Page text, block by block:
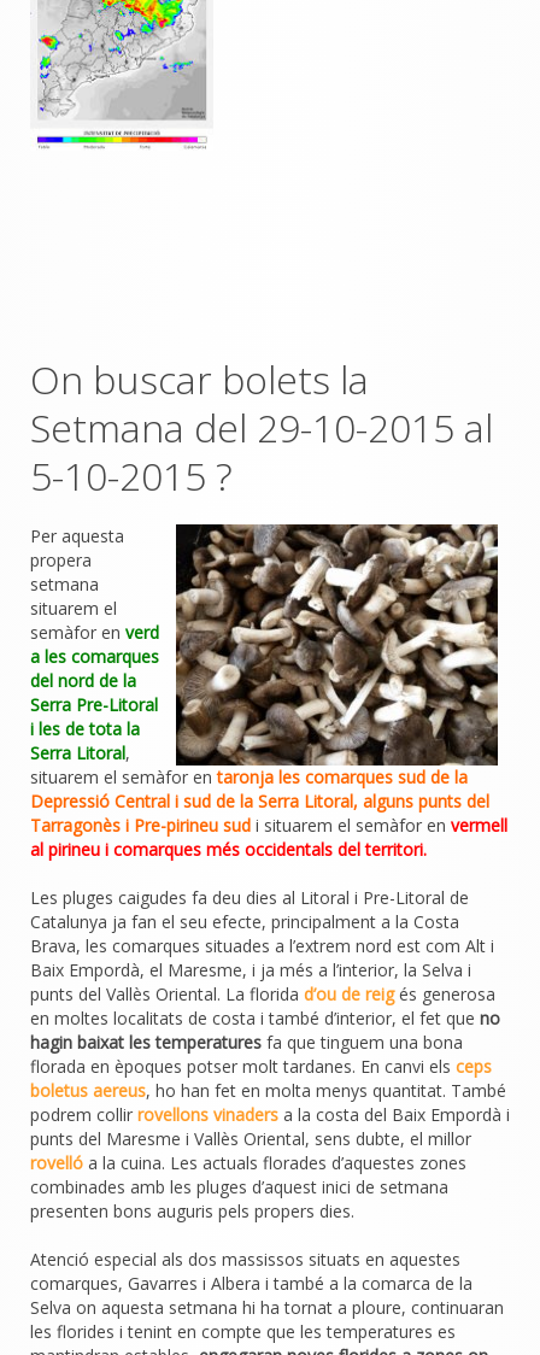
On buscar bolets la
Setmana del 29-10-2015 al
5-10-2015 ?
Per aquesta
propera
setmana
situarem el
semàfor en verd
a les comarques
del nord de la
Serra Pre-Litoral
i les de tota la
Serra Litoral,
situarem el semàfor entaronja les comarques sud de la
Depressió Central i sud de la Serra Litoral, alguns punts del
Tarragonès i Pre-pirineu sud i situarem el semàfor en vermell
al pirineu i comarques més occidentals del territori.
Les pluges caigudes fa deu dies al Litoral i Pre-Litoral de
Catalunya ja fan el seu efecte, principalment a la Costa
Brava, les comarques situades a l’extrem nord est com Alt i
Baix Empordà, el Maresme, i ja més a l’interior, la Selva i
punts del Vallès Oriental. La florida d’ou de reigés generosa
en moltes localitats de costa i també d’interior, el fet que no
hagin baixat les temperatures fa que tinguem una bona
florada en èpoques potser molt tardanes. En canvi els ceps
boletus aereus, ho han fet en molta menys quantitat. També
podrem collir rovellons vinaders a la costa del Baix Empordà i
punts del Maresme i Vallès Oriental, sens dubte, el millor
rovelló a la cuina. Les actuals florades d’aquestes zones
combinades amb les pluges d’aquest inici de setmana
presenten bons auguris pels propers dies.
Atenció especial als dos massissos situats en aquestes
comarques, Gavarres i Albera i també a la comarca de la
Selva on aquesta setmana hi ha tornat a ploure, continuaran
les florides i tenint en compte que les temperatures es